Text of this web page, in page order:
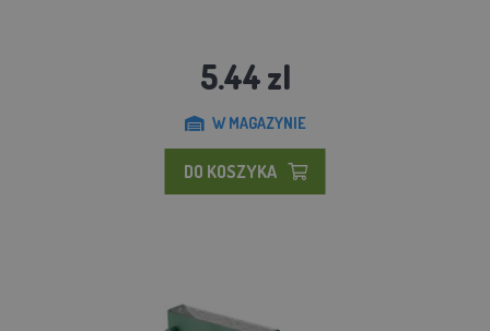
5.44 zl
W MAGAZYNIE
DO KOSZYKA